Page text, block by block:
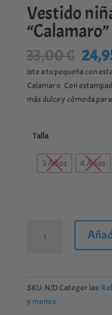
Vestido
33,00€ El
era:
iste a tu pequeña con
Calamaro. Con
más dulce y cómoda
Talla
3 Años 4 Años
"Calamaro"
SKU: N/DCategorías:
y monos